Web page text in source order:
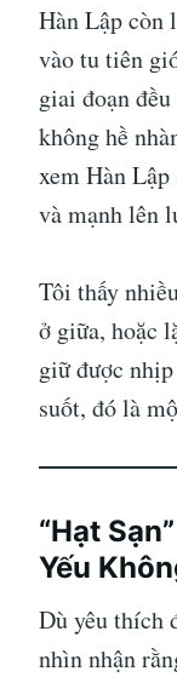
Hàn Lập còn
vào tu tiên
giai đoạn
không hề
xem Hàn
và mạnh lên
Tôi thấy
ở giữa, hoặc
giữ được
suốt, đó là
“Hạt
Yếu
Dù yêu thích
nhìn nhận